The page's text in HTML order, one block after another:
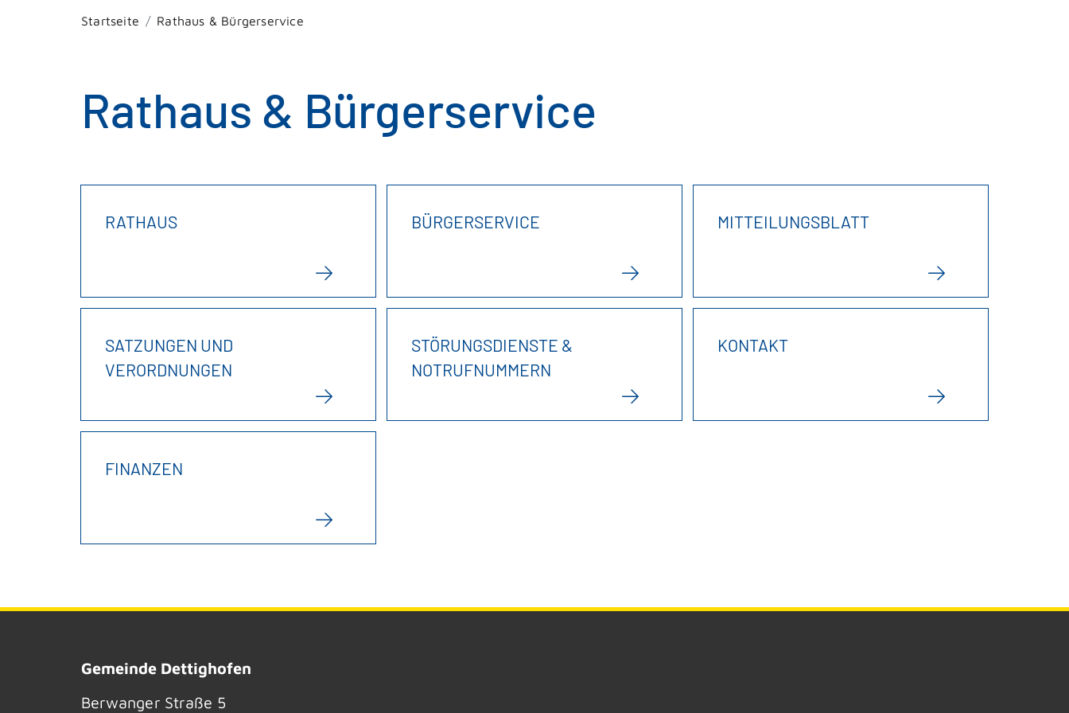
Startseite Rathaus & Bürgerservice
Rathaus & Bürgerservice
RATHAUS BÜRGERSERVICE MITTEILUNGSBLATT
SATZUNGEN UND
VERORDNUNGEN
STÖRUNGSDIENSTE &
NOTRUFNUMMERN
KONTAKT
FINANZEN
Gemeinde Dettighofen
Berwanger Straße 5